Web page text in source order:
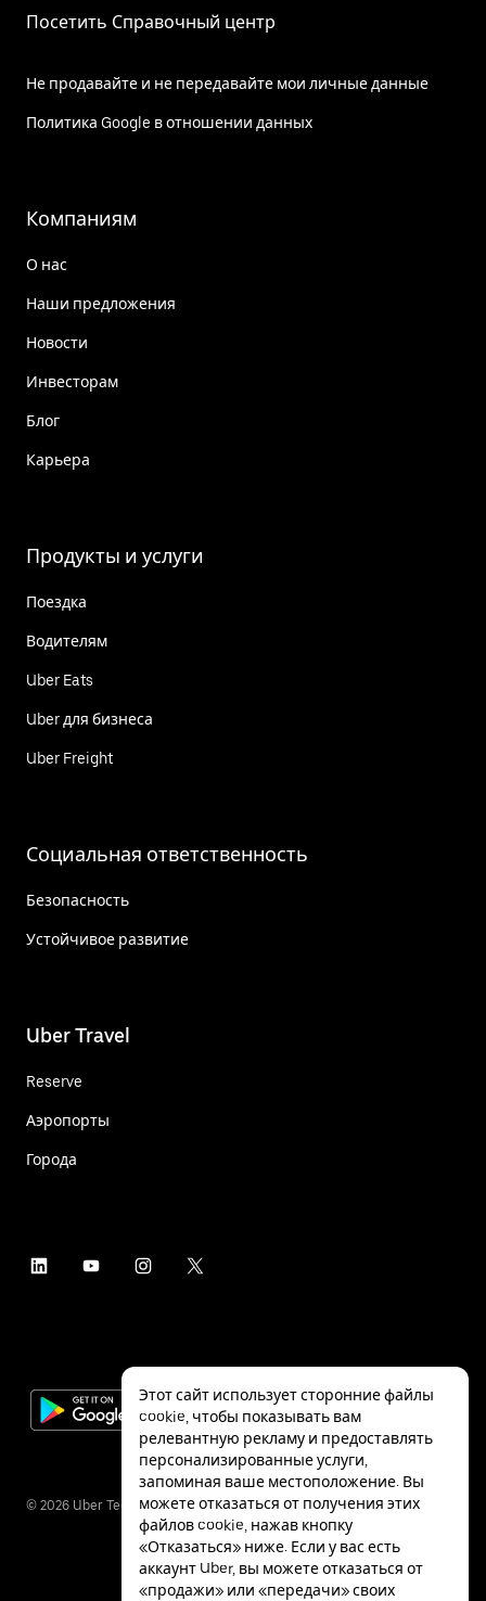
Посетить Справочный центр
Не продавайте и не передавайте мои личные данные
Политика Google в отношении данных
Компаниям
О нас
Наши предложения
Новости
Инвесторам
Блог
Карьера
Продукты и услуги
Поездка
Водителям
Uber Eats
Uber для бизнеса
Uber Freight
Социальная ответственность
Безопасность
Устойчивое развитие
Uber Travel
Reserve
Аэропорты
Города
© 2026 Uber Technologies Inc.
Этот сайт использует сторонние файлы
cookie, чтобы показывать вам
релевантную рекламу и предоставлять
персонализированные услуги,
запоминая ваше местоположение. Вы
можете отказаться от получения этих
файлов cookie, нажав кнопку
«Отказаться» ниже. Если у вас есть
аккаунт Uber, вы можете отказаться от
«продажи» или «передачи» своих